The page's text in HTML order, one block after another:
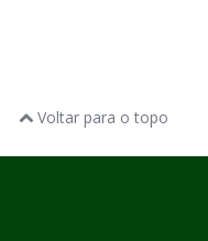
Voltar para o topo